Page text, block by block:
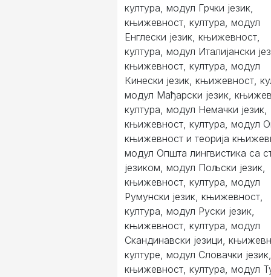
култура, модул Грчки језик,
књижевност, култура, модул
Енглески језик, књижевност,
култура, модул Италијански
књижевност, култура, модул
Кинески језик, књижевност,
модул Мађарски језик,
култура, модул Немачки језик,
књижевност, култура, модул
књижевност и теорија
модул Општа лингвистика са
језиком, модул Пољски језик,
књижевност, култура, модул
Румунски језик, књижевност,
култура, модул Руски језик,
књижевност, култура, модул
Скандинавски језици,
културе, модул Словачки језик,
књижевност, култура, модул